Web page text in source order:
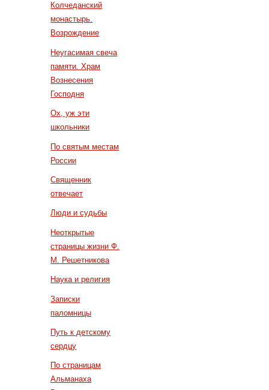
Колчеданский
монастырь.
Возрождение
Неугасимая свеча
памяти. Храм
Вознесения
Господня
Ох, уж эти
школьники
По святым местам
России
Священник
отвечает
Люди и судьбы
Неоткрытые
страницы жизни Ф.
М. Решетникова
Наука и религия
Записки
паломницы
Путь к детскому
сердцу
По страницам
Альманаха